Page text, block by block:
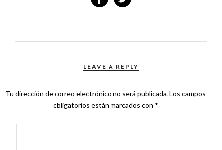
LEAVE A REPLY
Tu dirección de correo electrónico no será publicada.Los campos
obligatorios están marcados con *